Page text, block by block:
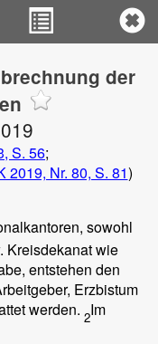
der
S. 56;
2019, Nr. 80, S. 81)
sowohl
Kreisdekanat wie
entstehen den
Erzbistum
werden. 2Im